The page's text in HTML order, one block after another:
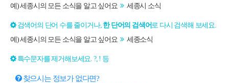
예) 세종시의 모든 소식을 알고 싶어요 세종시 소식
검색어의 단어 수를 줄이거나, 한 단어의 검색어로 다시 검색해 보세요.
예) 세종시의 모든 소식을 알고 싶어요 세종소식
특수문자를 제거해보세요. ?, ! 등
찾으시는 정보가 없다면?